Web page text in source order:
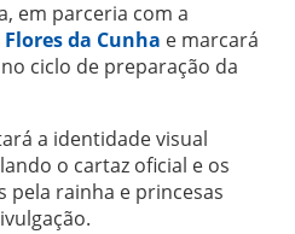
em parceria com a
Flores da Cunha e marcará
ciclo de preparação da
a identidade visual
o cartaz oficial e os
pela rainha e princesas